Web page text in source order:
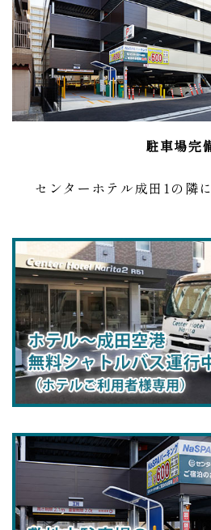
駐車場完
センターホテル成田1の隣